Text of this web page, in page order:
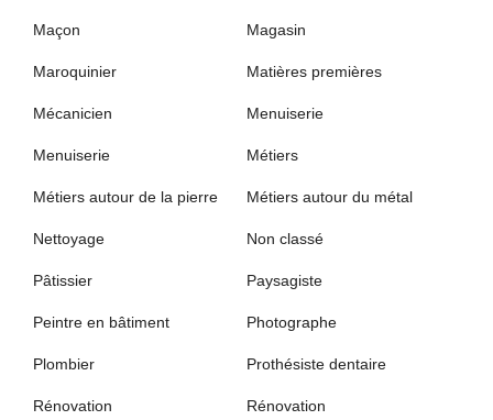
Maçon Magasin
Maroquinier Matières premières
Mécanicien Menuiserie
Menuiserie Métiers
Métiers autour de la pierre Métiers autour du métal
Nettoyage Non classé
Pâtissier Paysagiste
Peintre en bâtiment Photographe
Plombier Prothésiste dentaire
Rénovation Rénovation